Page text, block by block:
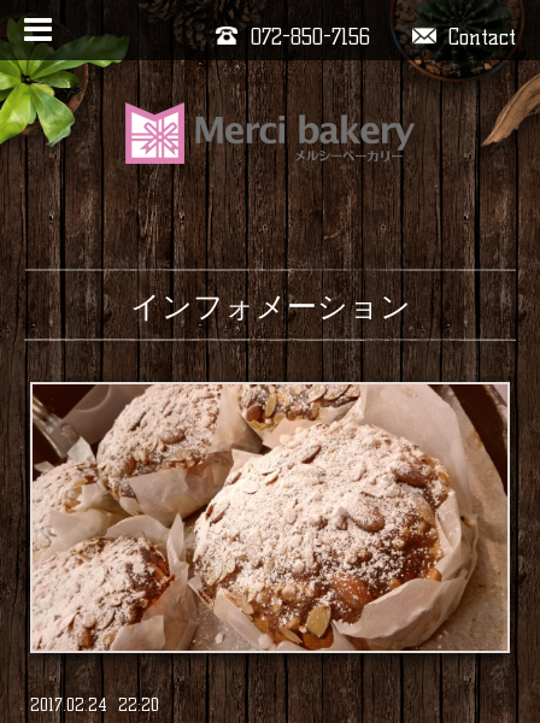
Contact
072-850-7156
インフォメーション
2017.02.24 22:20